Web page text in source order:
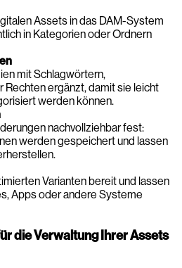
Assets in das DAM-System
in Kategorien oder Ordnern
mit Schlagwörtern,
Rechten ergänzt, damit sie leicht
werden können.
nachvollziehbar fest:
werden gespeichert und lassen
Varianten bereit und lassen
Apps oder andere Systeme
die Verwaltung Ihrer Assets